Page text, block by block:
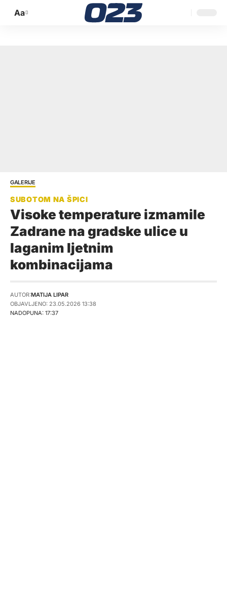
Promijeni
Aa
GALERIJE
Visoke temperature izmamile
Zadrane na gradske ulice u
laganim ljetnim
kombinacijama
NADOPUNA: 17:37
AUTOR:MATIJA LIPAR
OBJAVLJENO: 23.05.2026 13:38